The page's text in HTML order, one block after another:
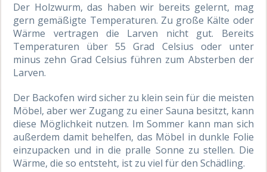
Der Holzwurm, das haben wir bereits gelernt, mag
gern gemäßigte Temperaturen. Zu große Kälte oder
Wärme vertragen die Larven nicht gut. Bereits
Temperaturen über 55 Grad Celsius oder unter
minus zehn Grad Celsius führen zum Absterben der
Larven.
Der Backofen wird sicher zu klein sein für die meisten
Möbel, aber wer Zugang zu einer Sauna besitzt, kann
diese Möglichkeit nutzen. Im Sommer kann man sich
außerdem damit behelfen, das Möbel in dunkle Folie
einzupacken und in die pralle Sonne zu stellen. Die
Wärme, die so entsteht, ist zu viel für den Schädling.